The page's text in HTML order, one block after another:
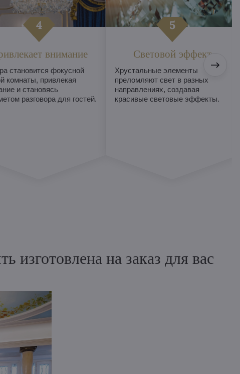
внимание
становится фокусной
комнаты, привлекая
и становясь
разговора для гостей.
Световой эффект
Хрустальные элементы
преломляют свет в разных
направлениях, создавая
красивые световые эффекты.
на заказ для вас